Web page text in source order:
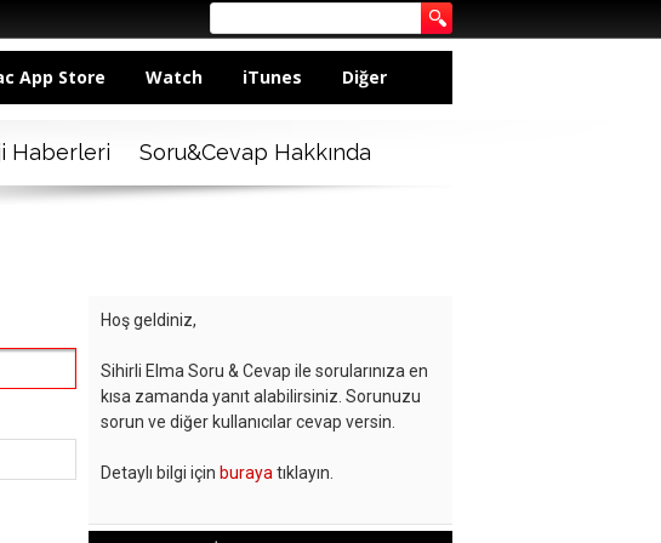
App Store Watch iTunes Diğer
Haberleri Soru&Cevap Hakkında
Hoş geldiniz,
Sihirli Elma Soru & Cevap ile sorularınıza en
kısa zamanda yanıt alabilirsiniz. Sorunuzu
sorun ve diğer kullanıcılar cevap versin.
Detaylı bilgi için buraya tıklayın.